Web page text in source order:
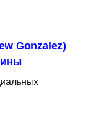
Gonzalez)